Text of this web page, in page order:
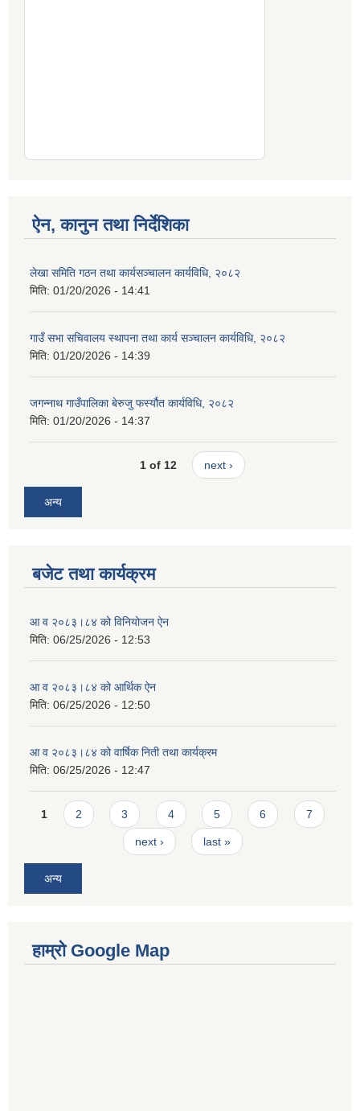
ऐन, कानुन तथा निर्देशिका
लेखा समिति गठन तथा कार्यसञ्चालन कार्यविधि, २०८२
मिति: 01/20/2026 - 14:41
गाउँ सभा सचिवालय स्थापना तथा कार्य सञ्चालन कार्यविधि, २०८२
मिति: 01/20/2026 - 14:39
जगन्नाथ गाउँपालिका बेरुजु फर्स्यौत कार्यविधि, २०८२
मिति: 01/20/2026 - 14:37
1 of 12 next ›
अन्य
बजेट तथा कार्यक्रम
आ व २०८३।८४ को विनियोजन ऐन
मिति: 06/25/2026 - 12:53
आ व २०८३।८४ को आर्थिक ऐन
मिति: 06/25/2026 - 12:50
आ व २०८३।८४ को वार्षिक निती तथा कार्यक्रम
मिति: 06/25/2026 - 12:47
Pages
1 2 3 4 5 6 7
next › last »
अन्य
हाम्रो Google Map